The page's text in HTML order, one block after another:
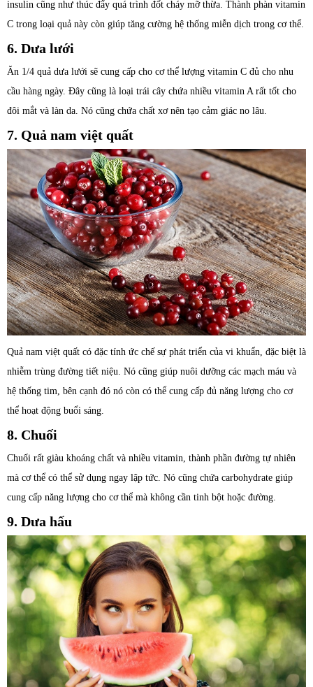
insulin cũng như thúc đẩy quá trình đốt cháy mỡ thừa. Thành phàn vitamin
C trong loại quả này còn giúp tăng cường hệ thống miễn dịch trong cơ thể.
6. Dưa lưới
Ăn 1/4 quả dưa lưới sẽ cung cấp cho cơ thể lượng vitamin C đủ cho nhu
cầu hàng ngày. Đây cũng là loại trái cây chứa nhiều vitamin A rất tốt cho
đôi mắt và làn da. Nó cũng chứa chất xơ nên tạo cảm giác no lâu.
7. Quả nam việt quất
Quả nam việt quất có đặc tính ức chế sự phát triển của vi khuẩn, đặc biệt là
nhiễm trùng đường tiết niệu. Nó cũng giúp nuôi dưỡng các mạch máu và
hệ thống tim, bên cạnh đó nó còn có thể cung cấp đủ năng lượng cho cơ
thể hoạt động buổi sáng.
8. Chuối
Chuối rất giàu khoáng chất và nhiều vitamin, thành phần đường tự nhiên
mà cơ thể có thể sử dụng ngay lập tức. Nó cũng chứa carbohydrate giúp
cung cấp năng lượng cho cơ thể mà không cần tinh bột hoặc đường.
9. Dưa hấu